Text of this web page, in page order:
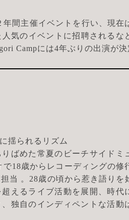
間主催イベントを行い、現在
気のイベントに招聘されるな
Campには4年ぶりの出演が決
揺られるリズム
ばめた常夏のビーチサイドミ
18歳からレコーディングの修
当 。 28歳の頃から惹き語りを
えるライブ活動を展開、時代
独自のインディペントな活動